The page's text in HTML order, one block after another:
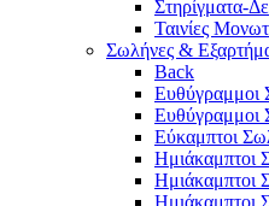
Στηρίγματα-
Ταινίες
Σωλήνες &
Back
Ευθύγραμμοι
Ευθύγραμμοι
Εύκαμπτοι
Ημιάκαμπτοι
Ημιάκαμπτοι
Ημιάκαμπτοι